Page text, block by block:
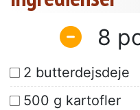
8
2 butterdejsdeje
500 g kartofler